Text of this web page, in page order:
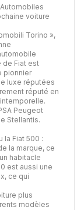
voiture
Torino »,
de Fiat est
pionnier
luxe réputées
réputé en
Peugeot
Stellantis.
la Fiat 500 :
la marque, ce
habitacle
est aussi une
ce qui
plus
modèles